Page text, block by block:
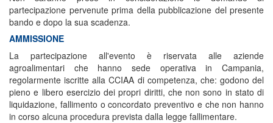
partecipazione pervenute prima della pubblicazione del presente
bando e dopo la sua scadenza.
AMMISSIONE
La partecipazione all'evento è riservata alle aziende
agroalimentari che hanno sede operativa in Campania,
regolarmente iscritte alla CCIAA di competenza, che: godono del
pieno e libero esercizio dei propri diritti, che non sono in stato di
liquidazione, fallimento o concordato preventivo e che non hanno
in corso alcuna procedura prevista dalla legge fallimentare.